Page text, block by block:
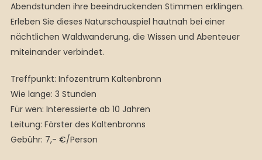
Abendstunden ihre beeindruckenden Stimmen erklingen.
Erleben Sie dieses Naturschauspiel hautnah bei einer
nächtlichen Waldwanderung, die Wissen und Abenteuer
miteinander verbindet.
Treffpunkt: Infozentrum Kaltenbronn
Wie lange: 3 Stunden
Für wen: Interessierte ab 10 Jahren
Leitung: Förster des Kaltenbronns
Gebühr: 7,- €/Person